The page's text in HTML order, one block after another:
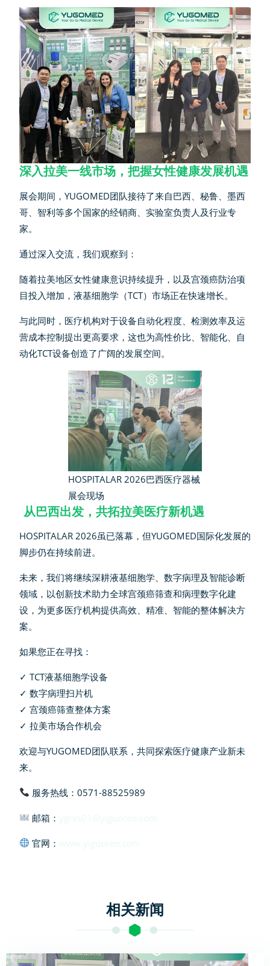
深入拉美一线市场，把握女性健康发展机遇
展会期间，YUGOMED团队接待了来自巴西、秘鲁、墨西
哥、智利等多个国家的经销商、实验室负责人及行业专
家。
通过深入交流，我们观察到：
随着拉美地区女性健康意识持续提升，以及宫颈癌防治项
目投入增加，液基细胞学（TCT）市场正在快速增长。
与此同时，医疗机构对于设备自动化程度、检测效率及运
营成本控制提出更高要求，这也为高性价比、智能化、自
动化TCT设备创造了广阔的发展空间。
HOSPITALAR 2026巴西医疗器械
展会现场
从巴西出发，共拓拉美医疗新机遇
HOSPITALAR 2026虽已落幕，但YUGOMED国际化发展的
脚步仍在持续前进。
未来，我们将继续深耕液基细胞学、数字病理及智能诊断
领域，以创新技术助力全球宫颈癌筛查和病理数字化建
设，为更多医疗机构提供高效、精准、智能的整体解决方
案。
如果您正在寻找：
✓ TCT液基细胞学设备
✓ 数字病理扫片机
✓ 宫颈癌筛查整体方案
✓ 拉美市场合作机会
欢迎与YUGOMED团队联系，共同探索医疗健康产业新未
来。
服务热线：0571-88525989
邮箱：
官网：
相关新闻